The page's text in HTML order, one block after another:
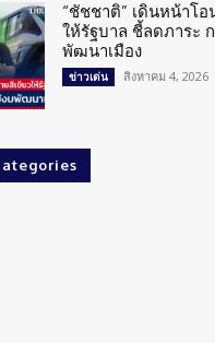
“ชัชชาติ” เดินหน้าโ
ให้รัฐบาล ชี้ลดภาระ
พัฒนาเมือง
ข่าวเด่น สิงหาคม 4, 2026